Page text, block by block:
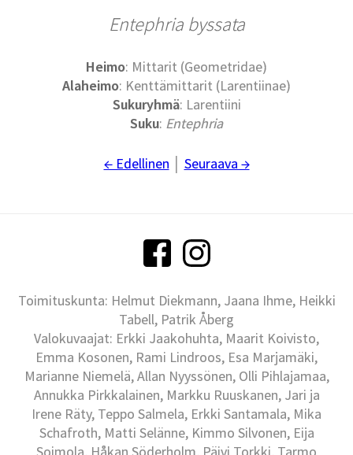
Entephria byssata
Heimo: Mittarit (Geometridae)
Alaheimo: Kenttämittarit (Larentiinae)
Sukuryhmä: Larentiini
Suku: Entephria
← Edellinen Seuraava →
Toimituskunta: Helmut Diekmann, Jaana Ihme, Heikki
Tabell, Patrik Åberg
Valokuvaajat: Erkki Jaakohuhta, Maarit Koivisto,
Emma Kosonen, Rami Lindroos, Esa Marjamäki,
Marianne Niemelä, Allan Nyyssönen, Olli Pihlajamaa,
Annukka Pirkkalainen, Markku Ruuskanen, Jari ja
Irene Räty, Teppo Salmela, Erkki Santamala, Mika
Schafroth, Matti Selänne, Kimmo Silvonen, Eija